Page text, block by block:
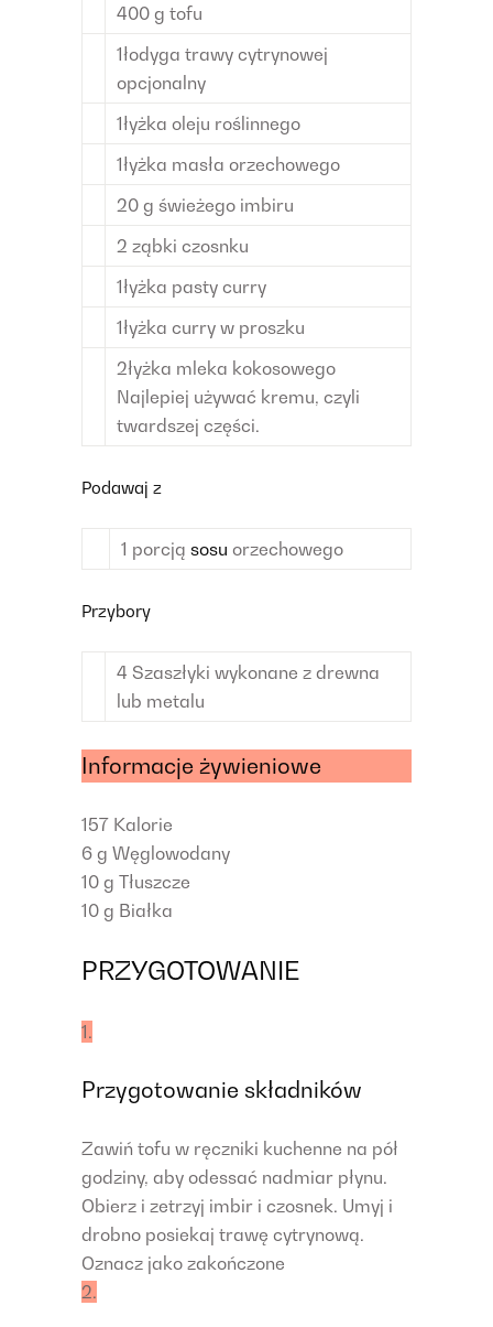
400 g tofu
1łodyga trawy cytrynowej
opcjonalny
1łyżka oleju roślinnego
1łyżka masła orzechowego
20 g świeżego imbiru
2 ząbki czosnku
1łyżka pasty curry
1łyżka curry w proszku
2łyżka mleka kokosowego
Najlepiej używać kremu, czyli
twardszej części.
Podawaj z
1 porcją sosu orzechowego
Przybory
4 Szaszłyki wykonane z drewna
lub metalu
Informacje żywieniowe
157 Kalorie
6 g Węglowodany
10 g Tłuszcze
10 g Białka
PRZYGOTOWANIE
1.
Przygotowanie składników
Zawiń tofu w ręczniki kuchenne na pół
godziny, aby odessać nadmiar płynu.
Obierz i zetrzyj imbir i czosnek. Umyj i
drobno posiekaj trawę cytrynową.
Oznacz jako zakończone
2.